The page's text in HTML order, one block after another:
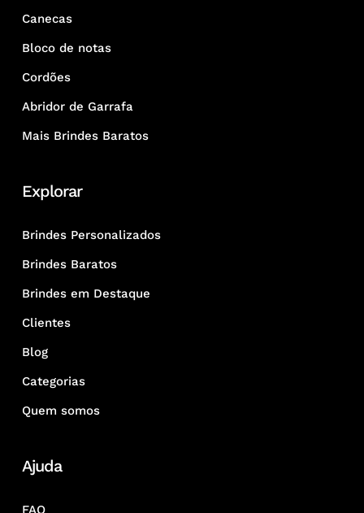
Canecas
Bloco de notas
Cordões
Abridor de Garrafa
Mais Brindes Baratos
Explorar
Brindes Personalizados
Brindes Baratos
Brindes em Destaque
Clientes
Blog
Categorias
Quem somos
Ajuda
FAQ